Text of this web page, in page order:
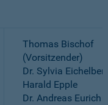
Thomas Bischof
(Vorsitzender)
Dr. Sylvia
Harald Epple
Dr. Andreas Eurich